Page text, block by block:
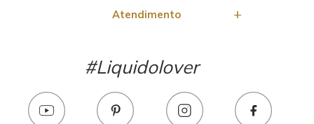
Atendimento
#Liquidolover